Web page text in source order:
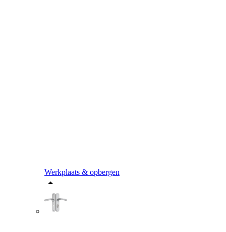
Werkplaats & opbergen